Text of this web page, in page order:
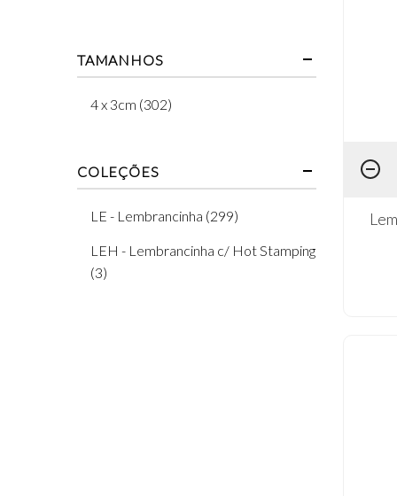
Chá de Lingerie (6)
Coleção Neutra (1)
Neutra (78)
TAMANHOS
4 x 3cm (302)
COLEÇÕES
LE - Lembrancinha (299)
LEH - Lembrancinha c/ Hot Stamping
(3)